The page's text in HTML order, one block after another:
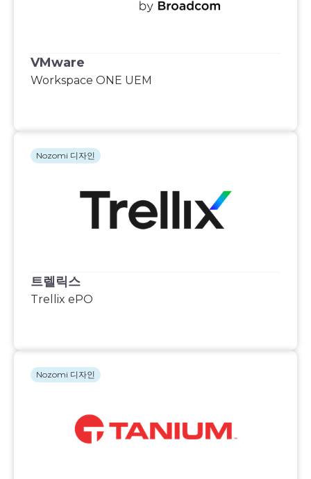
VMware
Workspace ONE UEM
트렐릭스
Trellix ePO
Nozomi 디자인
Nozomi 디자인